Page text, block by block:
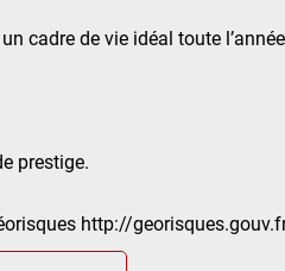
cadre de vie idéal toute
prestige.
http://